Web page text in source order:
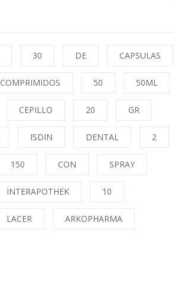
30 DE CAPSULAS
COMPRIMIDOS 50 50ML
CEPILLO 20 GR
ISDIN DENTAL 2
150 CON SPRAY
INTERAPOTHEK 10
LACER ARKOPHARMA